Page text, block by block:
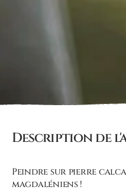
Description de
Peindre sur pierre
magdaléniens !